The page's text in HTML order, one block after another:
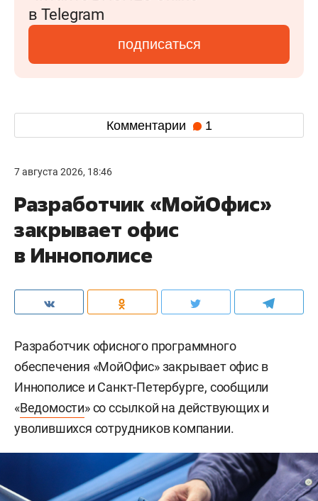
в Telegram
подписаться
Комментарии 1
7 августа 2026, 18:46
Разработчик «МойОфис»
закрывает офис
в Иннополисе
Разработчик офисного программного
обеспечения «МойОфис» закрывает офис в
Иннополисе и Санкт-Петербурге, сообщили
«Ведомости» со ссылкой на действующих и
уволившихся сотрудников компании.